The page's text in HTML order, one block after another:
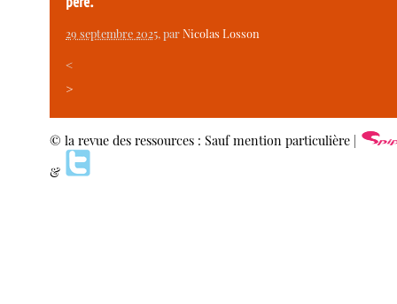
29 septembre 2025, parNicolas Losson
<
>
© la revue des ressources : Sauf mention particulière |
&